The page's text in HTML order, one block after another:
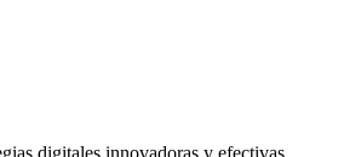
digitales innovadoras y efectivas.